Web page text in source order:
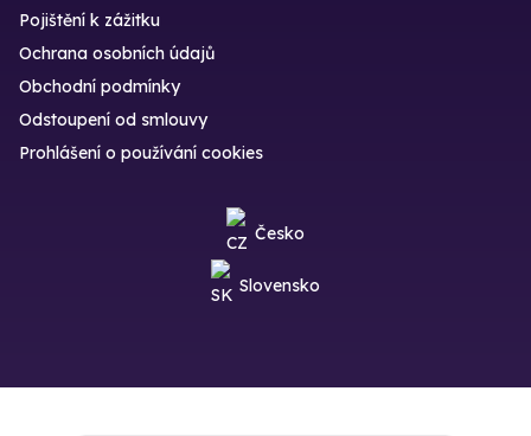
Pojištění k zážitku
Ochrana osobních údajů
Obchodní podmínky
Odstoupení od smlouvy
Prohlášení o používání cookies
Česko
Slovensko